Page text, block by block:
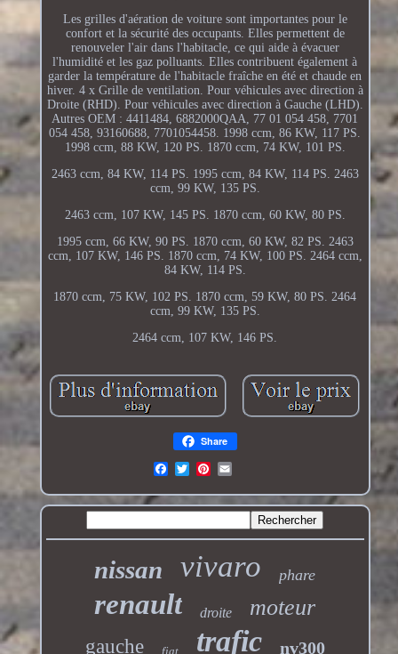
Les grilles d'aération de voiture sont importantes pour le
confort et la sécurité des occupants. Elles permettent de
renouveler l'air dans l'habitacle, ce qui aide à évacuer
l'humidité et les gaz polluants. Elles contribuent également à
garder la température de l'habitacle fraîche en été et chaude en
hiver. 4 x Grille de ventilation. Pour véhicules avec direction à
Droite (RHD). Pour véhicules avec direction à Gauche (LHD).
Autres OEM : 4411484, 6882000QAA, 77 01 054 458, 7701
054 458, 93160688, 7701054458. 1998 ccm, 86 KW, 117 PS.
1998 ccm, 88 KW, 120 PS. 1870 ccm, 74 KW, 101 PS.
2463 ccm, 84 KW, 114 PS. 1995 ccm, 84 KW, 114 PS. 2463
ccm, 99 KW, 135 PS.
2463 ccm, 107 KW, 145 PS. 1870 ccm, 60 KW, 80 PS.
1995 ccm, 66 KW, 90 PS. 1870 ccm, 60 KW, 82 PS. 2463
ccm, 107 KW, 146 PS. 1870 ccm, 74 KW, 100 PS. 2464 ccm,
84 KW, 114 PS.
1870 ccm, 75 KW, 102 PS. 1870 ccm, 59 KW, 80 PS. 2464
ccm, 99 KW, 135 PS.
2464 ccm, 107 KW, 146 PS.
Share
nissan vivaro phare
renault droite moteur
gauche fiat trafic nv300